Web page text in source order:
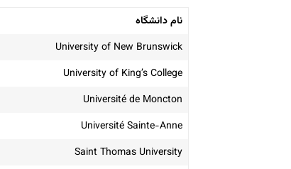
نام دانشگاه
University of New Brunswick
University of King’s College
Université de Moncton
Université Sainte-Anne
Saint Thomas University